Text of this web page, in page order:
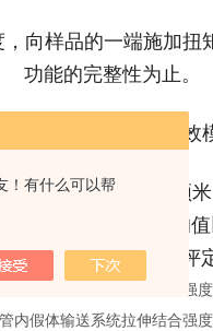
！有什么可以帮
向样品的一端施加
功能的完整性为止。
矩数值，并注明失效
转结合强度采用牛顿
大值、最小值、平均
时所需的扭矩来综合评